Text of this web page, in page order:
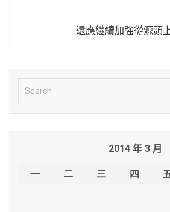
還應繼續加強從源頭
e
2014 年 3 月
一 二 三 四